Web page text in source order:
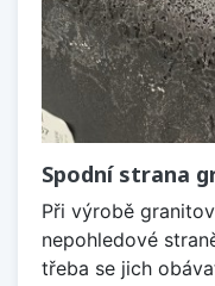
Spodní strana
Při výrobě
nepohledové
třeba se jich